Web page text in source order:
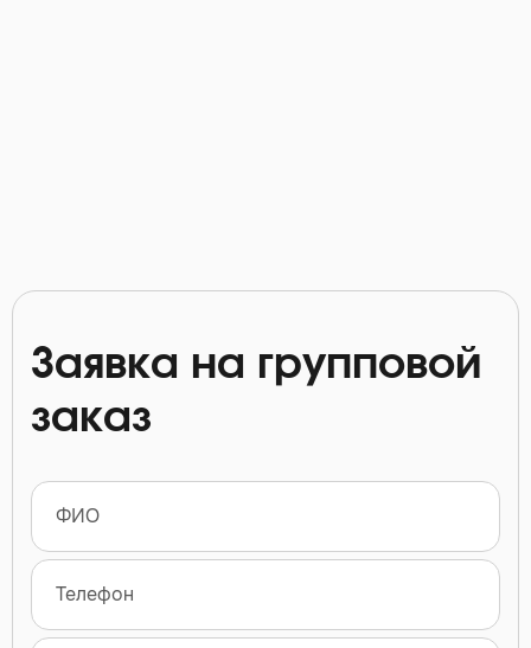
Заявка на групповой
заказ